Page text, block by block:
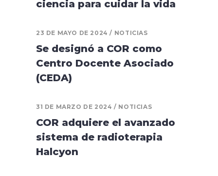
ciencia para cuidar la vida
23 DE MAYO DE 2024 NOTICIAS
Se designó a COR como
Centro Docente Asociado
(CEDA)
31 DE MARZO DE 2024 NOTICIAS
COR adquiere el avanzado
sistema de radioterapia
Halcyon